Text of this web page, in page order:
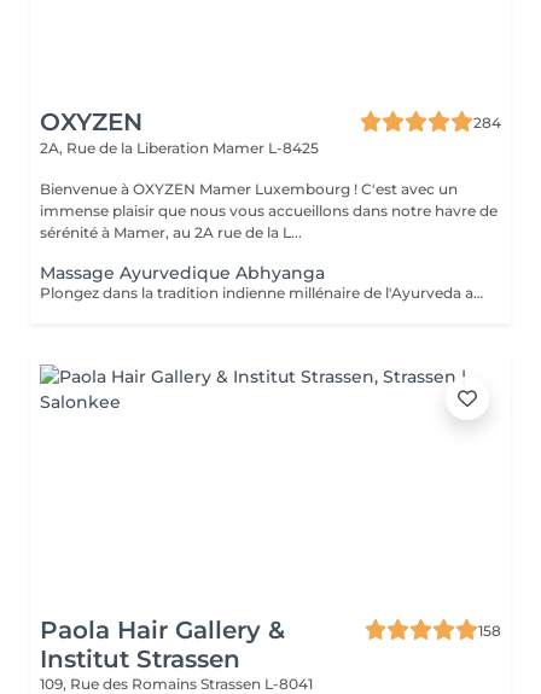
OXYZEN
284
2A, Rue de la Liberation Mamer L-8425
Bienvenue à OXYZEN Mamer Luxembourg ! C'est avec un
immense plaisir que nous vous accueillons dans notre havre de
sérénité à Mamer, au 2A rue de la L...
Massage Ayurvedique Abhyanga
Plongez dans la tradition indienne millénaire de l'Ayurveda avec notre massage Abhyanga. Ce rituel ancestral, vieux de plus de 5000 ans, combine des gestes doux, des pressions ciblées et des étirements pour vous offrir une expérience de lâcher-prise absolu. "Abhyanga" signifie littéralement "massage à l'huile de tout le corps", et c'est précisément ce que vous recevrez. Chacun de nos mouvements est minutieusement exécuté pour créer une harmonie parfaite entre votre corps et votre esprit, vous permettant de vous détendre profondément et d'oublier le temps qui passe. Nous vous invitons également à découvrir nos offres de cartes FORFAITS, conçues pour prolonger ces moments de bien-être et vous offrir des avantages exclusifs. Pour plus d'informations, visitez notre page Forfaits. Ce massage est aussi une idée cadeau idéale pour surprendre et faire plaisir. Pour en savoir plus, cliquez ici : https://www.oxyzen.lu Veuillez noter que ce massage est déconseillé aux femmes enceintes. Avertissement : Nos soins sont dédiés au bien-être et à la relaxation. Ils ne remplacent pas un suivi médical et ne relèvent pas de la kinésithérapie.
Paola Hair Gallery &
Institut Strassen
158
109, Rue des Romains Strassen L-8041